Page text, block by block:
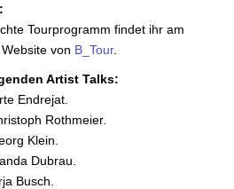
Tourprogramm findet ihr am
von B_Tour.
Artist Talks:
Endrejat.
Rothmeier.
Klein.
Dubrau.
Busch.